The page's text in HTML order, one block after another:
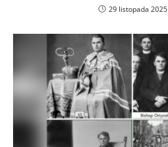
29 listopada 2025